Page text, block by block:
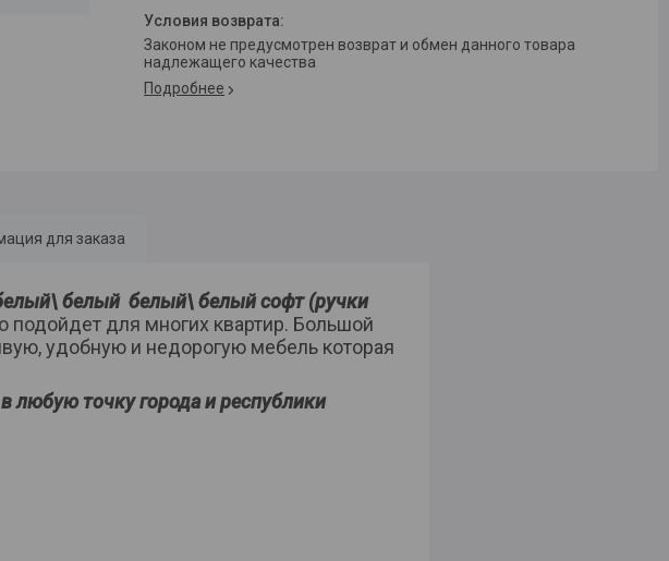
Законом не предусмотрен возврат и обмен данного товара
надлежащего качества
Подробнее
для заказа
белый белый\ белый софт (ручки
подойдет для многих квартир. Большой
удобную и недорогую мебель которая
любую точку города и республики